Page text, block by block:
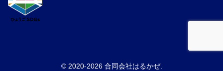
© 2020-2026 合同会社はるかぜ.